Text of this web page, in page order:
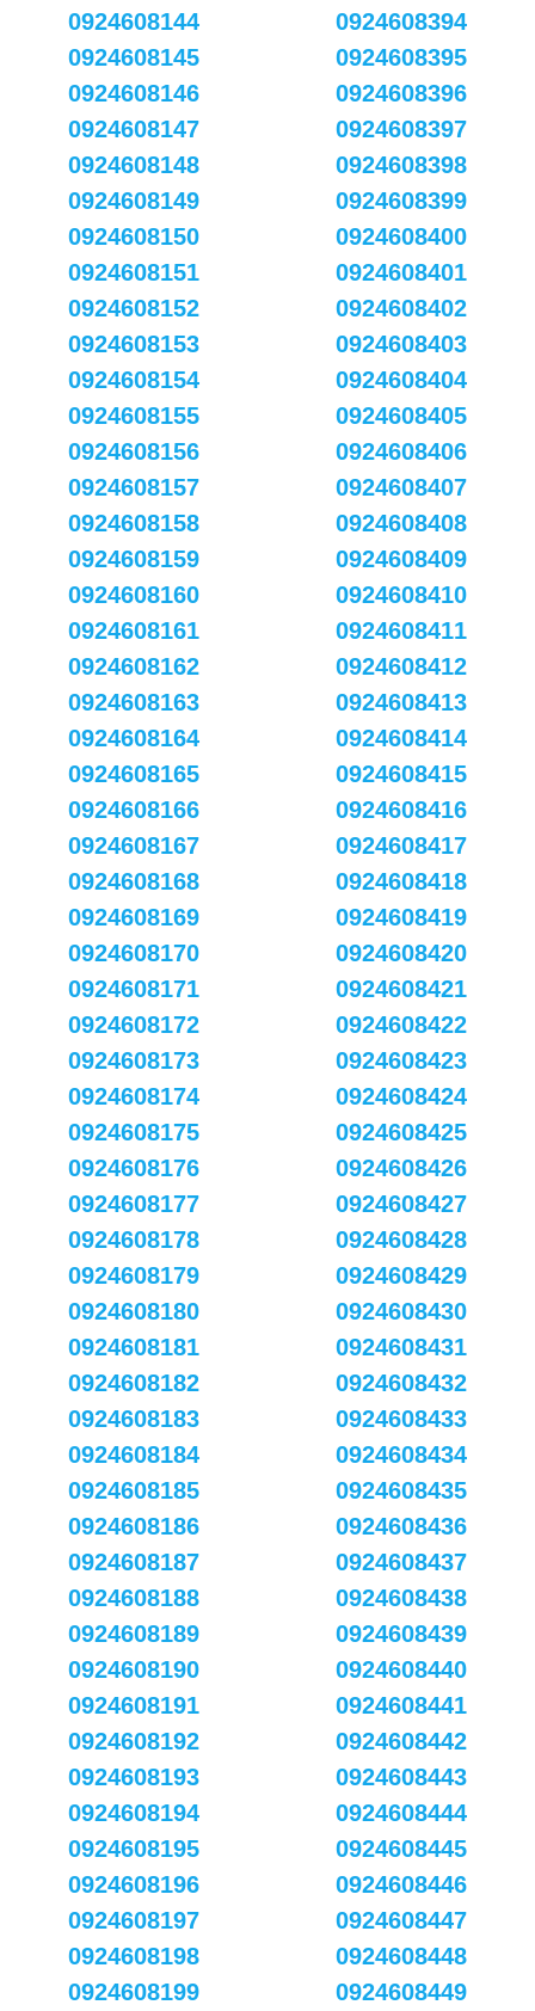
0924608144
0924608145
0924608146
0924608147
0924608148
0924608149
0924608150
0924608151
0924608152
0924608153
0924608154
0924608155
0924608156
0924608157
0924608158
0924608159
0924608160
0924608161
0924608162
0924608163
0924608164
0924608165
0924608166
0924608167
0924608168
0924608169
0924608170
0924608171
0924608172
0924608173
0924608174
0924608175
0924608176
0924608177
0924608178
0924608179
0924608180
0924608181
0924608182
0924608183
0924608184
0924608185
0924608186
0924608187
0924608188
0924608189
0924608190
0924608191
0924608192
0924608193
0924608194
0924608195
0924608196
0924608197
0924608198
0924608199
0924608394
0924608395
0924608396
0924608397
0924608398
0924608399
0924608400
0924608401
0924608402
0924608403
0924608404
0924608405
0924608406
0924608407
0924608408
0924608409
0924608410
0924608411
0924608412
0924608413
0924608414
0924608415
0924608416
0924608417
0924608418
0924608419
0924608420
0924608421
0924608422
0924608423
0924608424
0924608425
0924608426
0924608427
0924608428
0924608429
0924608430
0924608431
0924608432
0924608433
0924608434
0924608435
0924608436
0924608437
0924608438
0924608439
0924608440
0924608441
0924608442
0924608443
0924608444
0924608445
0924608446
0924608447
0924608448
0924608449